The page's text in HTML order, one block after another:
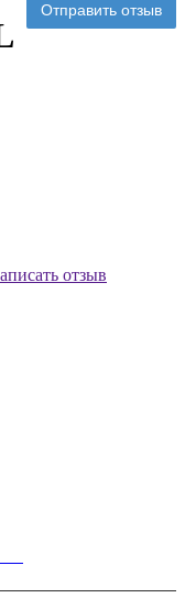
Отправить отзыв
отзыв